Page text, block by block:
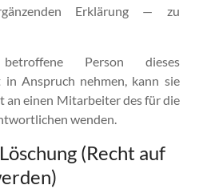
Erklärung — zu
Person dieses
in Anspruch nehmen, kann sie
an einen Mitarbeiter des für die
wenden.
(Recht auf